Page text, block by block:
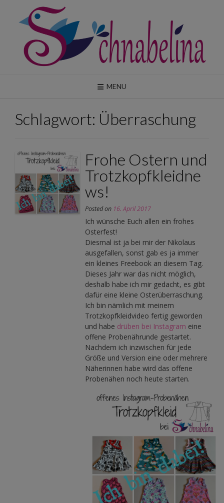
content
MENU
Schlagwort: Überraschung
Frohe Ostern und
Trotzkopfkleidne
ws!
Posted on 16. April 2017
Ich wünsche Euch allen ein frohes
Osterfest!
Diesmal ist ja bei mir der Nikolaus
ausgefallen, sonst gab es ja immer
ein kleines Freebook an diesem Tag.
Dieses Jahr war das nicht möglich,
deshalb habe ich mir gedacht, es gibt
dafür eine kleine Osterüberraschung.
Ich bin nämlich mit meinem
Trotzkopfkleidvideo fertig geworden
und habe drüben bei Instagram eine
offene Probenährunde gestartet.
Nachdem ich inzwischen für jede
Größe und Version eine oder mehrere
Näherinnen habe wird das offene
Probenähen noch heute starten.